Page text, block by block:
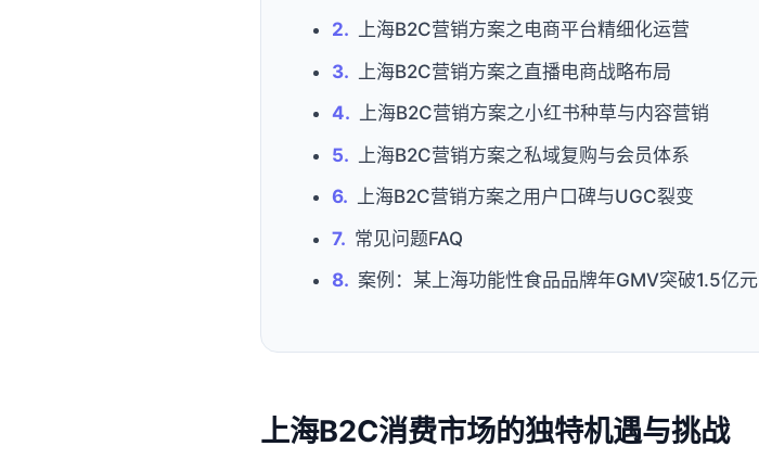
上海B2C营销方案之电商平台精细化运营
上海B2C营销方案之直播电商战略布局
上海B2C营销方案之小红书种草与内容营销
上海B2C营销方案之私域复购与会员体系
上海B2C营销方案之用户口碑与UGC裂变
常见问题FAQ
案例：某上海功能性食品品牌年GMV突破1.5亿元
上海B2C消费市场的独特机遇与挑战